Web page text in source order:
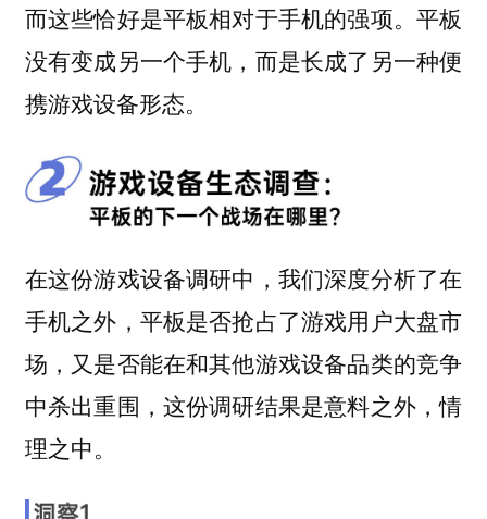
而这些恰好是平板相对于手机的强项。 平板
没有变成另一个手机，而是长成了另一种便
携游戏设备形态。
在这份游戏设备调研中，我们深度分析了在
手机之外，平板是否抢占了游戏用户大盘市
场，又是否能在和其他游戏设备品类的竞争
中杀出重围，这份调研结果是意料之外，情
理之中。